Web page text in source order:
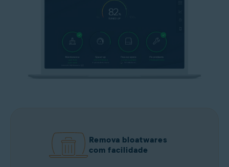
Remova bloatwares
com facilidade